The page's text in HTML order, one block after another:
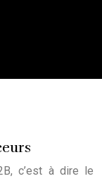
c’est à dire le